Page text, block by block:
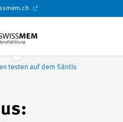
testen auf dem Säntis